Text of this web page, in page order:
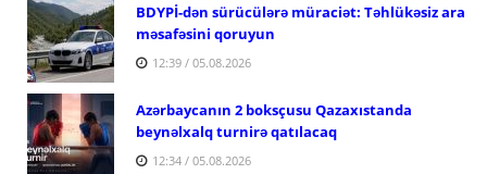
BDYPİ-dən sürücülərə müraciət: Təhlükəsiz ara
məsafəsini qoruyun
12:39 / 05.08.2026
Azərbaycanın 2 boksçusu Qazaxıstanda
beynəlxalq turnirə qatılacaq
12:34 / 05.08.2026